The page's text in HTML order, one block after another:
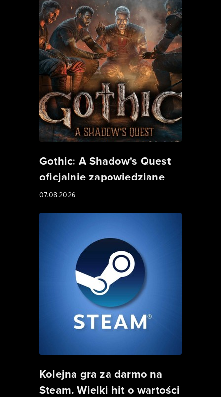
Gothic: A Shadow's Quest
oficjalnie zapowiedziane
07.08.2026
Kolejna gra za darmo na
Steam. Wielki hit o wartości